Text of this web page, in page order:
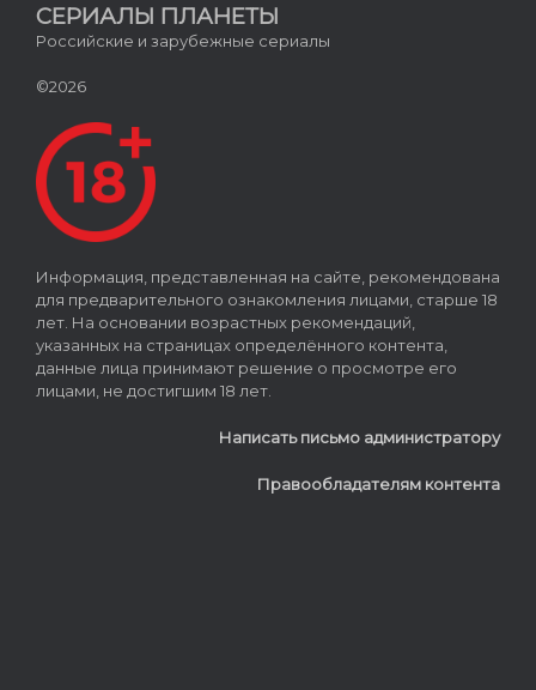
СЕРИАЛЫ ПЛАНЕТЫ
Российские и зарубежные сериалы
©2026
Информация, представленная на сайте, рекомендована
для предварительного ознакомления лицами, старше 18
лет. На основании возрастных рекомендаций,
указанных на страницах определённого контента,
данные лица принимают решение о просмотре его
лицами, не достигшим 18 лет.
Написать письмо администратору
Правообладателям контента